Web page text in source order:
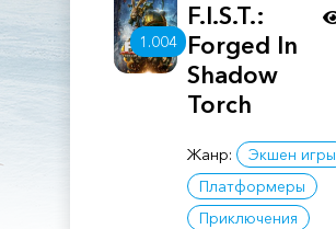
1.004
F.I.S.T.:
Forged In
Shadow
Torch
Жанр:
Экшен игры
Платформеры
Приключения